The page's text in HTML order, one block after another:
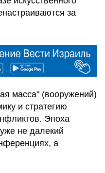
за
масса" (вооружений)
и стратегию
Эпоха
не далекий
а